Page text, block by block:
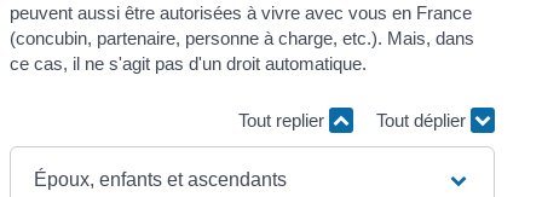
peuvent aussi être autorisées à vivre avec vous en France
(concubin, partenaire, personne à charge, etc.). Mais, dans
ce cas, il ne s'agit pas d'un droit automatique.
Tout replier Tout déplier
Époux, enfants et ascendants